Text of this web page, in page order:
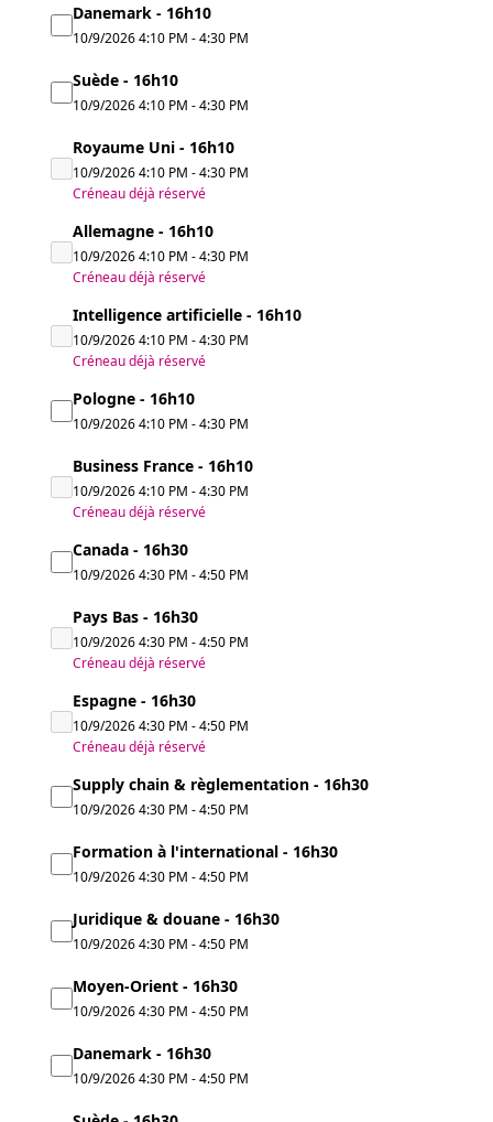
Danemark - 16h10
10/9/20264:10 PM -4:30 PM
Suède - 16h10
10/9/20264:10 PM -4:30 PM
Royaume Uni - 16h10
10/9/20264:10 PM -4:30 PM
Créneau déjà réservé
Allemagne - 16h10
10/9/20264:10 PM -4:30 PM
Créneau déjà réservé
Intelligence artificielle - 16h10
10/9/20264:10 PM -4:30 PM
Créneau déjà réservé
Pologne - 16h10
10/9/20264:10 PM -4:30 PM
Business France - 16h10
10/9/20264:10 PM -4:30 PM
Créneau déjà réservé
Canada - 16h30
10/9/20264:30 PM -4:50 PM
Pays Bas - 16h30
10/9/20264:30 PM -4:50 PM
Créneau déjà réservé
Espagne - 16h30
10/9/20264:30 PM -4:50 PM
Créneau déjà réservé
Supply chain & règlementation - 16h30
10/9/20264:30 PM -4:50 PM
Formation à l'international - 16h30
10/9/20264:30 PM -4:50 PM
Juridique & douane - 16h30
10/9/20264:30 PM -4:50 PM
Moyen-Orient - 16h30
10/9/20264:30 PM -4:50 PM
Danemark - 16h30
10/9/20264:30 PM -4:50 PM